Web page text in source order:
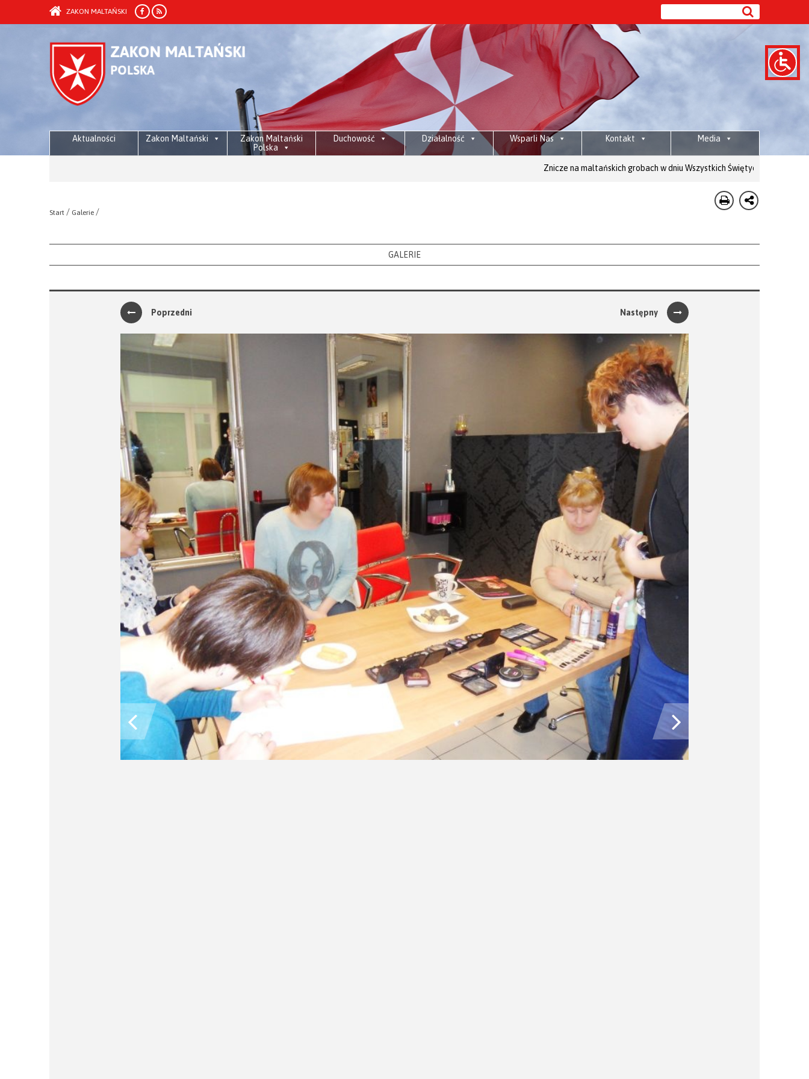
ZAKON MALTAŃSKI
Aktualności Zakon Maltański
Zakon Maltański
Polska
Duchowość Działalność Wsparli Nas Kontakt Media
Znicze na maltańskich grobach w dniu Wszystkich Świętych Wesprzyj: 80
Start / Galerie /
GALERIE
Poprzedni Następny